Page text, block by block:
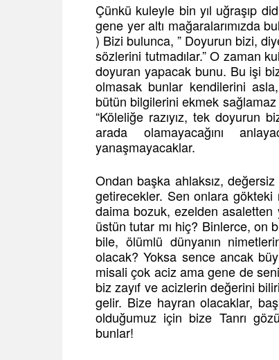
Çünkü kuleyle bin yıl uğraşıp
gene yer altı mağaralarımızda
) Bizi bulunca, ” Doyurun bizi,
sözlerini tutmadılar.” O zaman
doyuran yapacak bunu. Bu işi
olmasak bunlar kendilerini
bütün bilgilerini ekmek sağlamaz
“Köleliğe razıyız, tek doyurun
arada olamayacağını
yanaşmayacaklar.
Ondan başka ahlaksız,
getirecekler. Sen onlara
daima bozuk, ezelden asaletten
üstün tutar mı hiç? Binlerce, on
bile, ölümlü dünyanın
olacak? Yoksa sence ancak
misali çok aciz ama gene de
biz zayıf ve acizlerin değerini
gelir. Bize hayran olacaklar,
olduğumuz için bize Tanrı
bunlar!